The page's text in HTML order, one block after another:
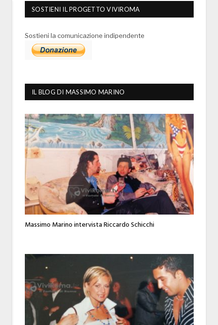
SOSTIENI IL PROGETTO VIVIROMA
Sostieni la comunicazione indipendente
IL BLOG DI MASSIMO MARINO
Massimo Marino intervista Riccardo Schicchi